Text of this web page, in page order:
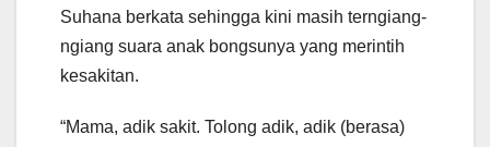
Suhana berkata sehingga kini masih terngiang-
ngiang suara anak bongsunya yang merintih
kesakitan.
“Mama, adik sakit. Tolong adik, adik (berasa)